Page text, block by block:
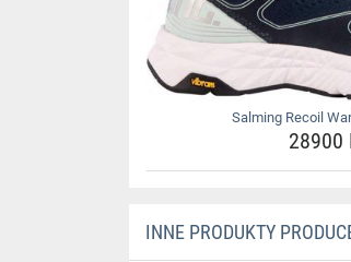
Salming Recoil
28900
INNE PRODUKTY